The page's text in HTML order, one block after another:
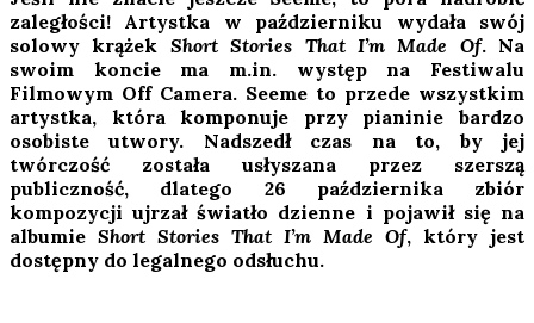
zaległości! Artystka w październiku wydała swój
solowy krążek Short Stories That I’m Made Of. Na
swoim koncie ma m.in. występ na Festiwalu
Filmowym Off Camera. Seeme to przede wszystkim
artystka, która komponuje przy pianinie bardzo
osobiste utwory. Nadszedł czas na to, by jej
twórczość została usłyszana przez szerszą
publiczność, dlatego 26 października zbiór
kompozycji ujrzał światło dzienne i pojawił się na
albumie Short Stories That I’m Made Of, który jest
dostępny do legalnego odsłuchu.